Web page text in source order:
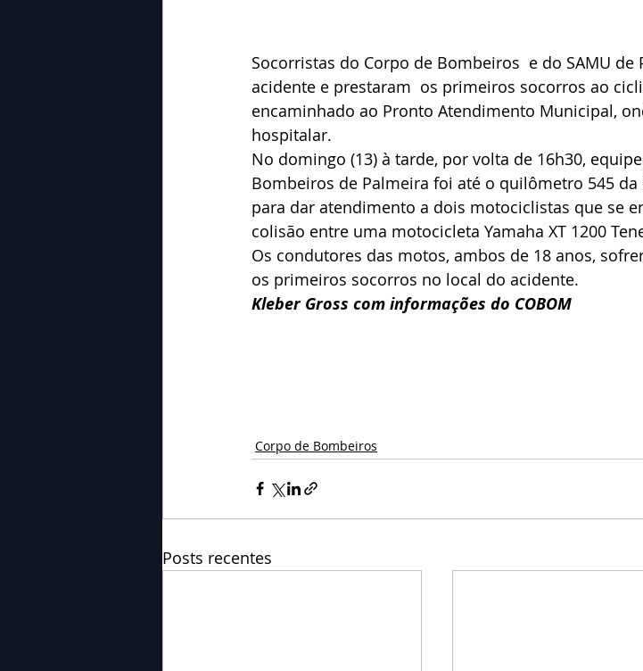
Socorristas do Corpo de Bombeiros  e do SAMU
acidente e prestaram  os primeiros socorros ao
encaminhado ao Pronto Atendimento Municipal,
hospitalar.
No domingo (13) à tarde, por volta de 16h30,
Bombeiros de Palmeira foi até o quilômetro 545 da
para dar atendimento a dois motociclistas que se
colisão entre uma motocicleta Yamaha XT 1200
Os condutores das motos, ambos de 18 anos,
os primeiros socorros no local do acidente.
Kleber Gross com informações do COBOM
Corpo de Bombeiros
Posts recentes